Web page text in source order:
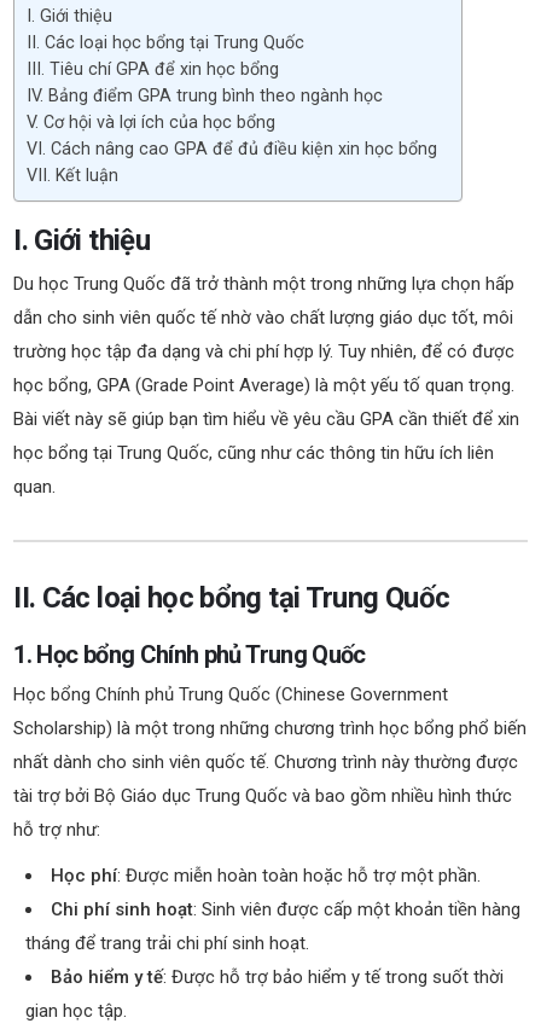
I. Giới thiệu
II. Các loại học bổng tại Trung Quốc
III. Tiêu chí GPA để xin học bổng
IV. Bảng điểm GPA trung bình theo ngành học
V. Cơ hội và lợi ích của học bổng
VI. Cách nâng cao GPA để đủ điều kiện xin học bổng
VII. Kết luận
I. Giới thiệu
Du học Trung Quốc đã trở thành một trong những lựa chọn hấp
dẫn cho sinh viên quốc tế nhờ vào chất lượng giáo dục tốt, môi
trường học tập đa dạng và chi phí hợp lý. Tuy nhiên, để có được
học bổng, GPA (Grade Point Average) là một yếu tố quan trọng.
Bài viết này sẽ giúp bạn tìm hiểu về yêu cầu GPA cần thiết để xin
học bổng tại Trung Quốc, cũng như các thông tin hữu ích liên
quan.
II. Các loại học bổng tại Trung Quốc
1. Học bổng Chính phủ Trung Quốc
Học bổng Chính phủ Trung Quốc (Chinese Government
Scholarship) là một trong những chương trình học bổng phổ biến
nhất dành cho sinh viên quốc tế. Chương trình này thường được
tài trợ bởi Bộ Giáo dục Trung Quốc và bao gồm nhiều hình thức
hỗ trợ như:
Học phí: Được miễn hoàn toàn hoặc hỗ trợ một phần.
Chi phí sinh hoạt: Sinh viên được cấp một khoản tiền hàng
tháng để trang trải chi phí sinh hoạt.
Bảo hiểm y tế: Được hỗ trợ bảo hiểm y tế trong suốt thời
gian học tập.